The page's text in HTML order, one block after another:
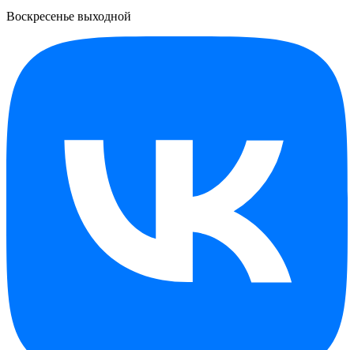
Воскресенье выходной